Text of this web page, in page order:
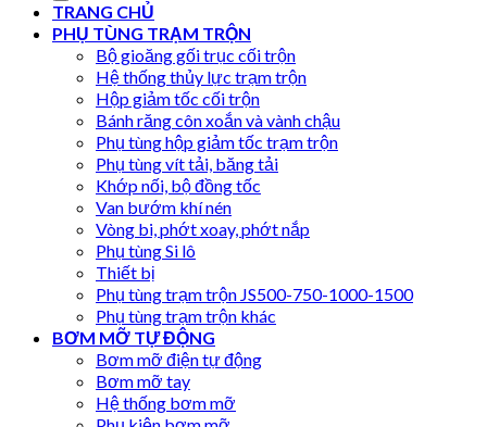
TRANG CHỦ
PHỤ TÙNG TRẠM TRỘN
Bộ gioăng gối trục cối trộn
Hệ thống thủy lực trạm trộn
Hộp giảm tốc cối trộn
Bánh răng côn xoắn và vành chậu
Phụ tùng hộp giảm tốc trạm trộn
Phụ tùng vít tải, băng tải
Khớp nối, bộ đồng tốc
Van bướm khí nén
Vòng bi, phớt xoay, phớt nắp
Phụ tùng Si lô
Thiết bị
Phụ tùng trạm trộn JS500-750-1000-1500
Phụ tùng trạm trộn khác
BƠM MỠ TỰ ĐỘNG
Bơm mỡ điện tự động
Bơm mỡ tay
Hệ thống bơm mỡ